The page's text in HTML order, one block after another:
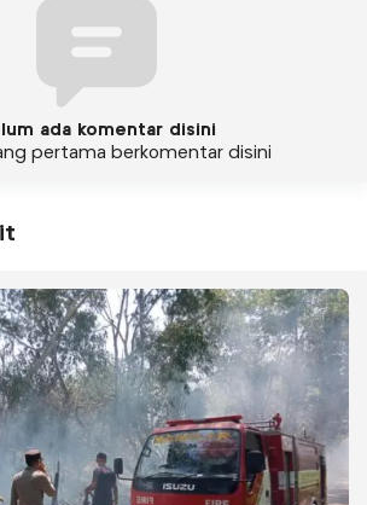
ada komentar disini
pertama berkomentar disini